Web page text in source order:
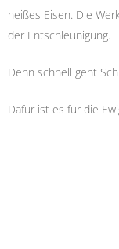
heißes Eisen. Die
der Entschleunigung.
Denn schnell geht
Dafür ist es für die